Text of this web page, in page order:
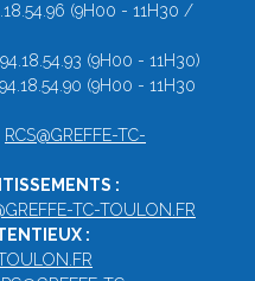
(9H00 - 11H30 /
(9H00 - 11H30)
(9H00 - 11H30
RCS@GREFFE-TC-
:
TC-TOULON.FR
: